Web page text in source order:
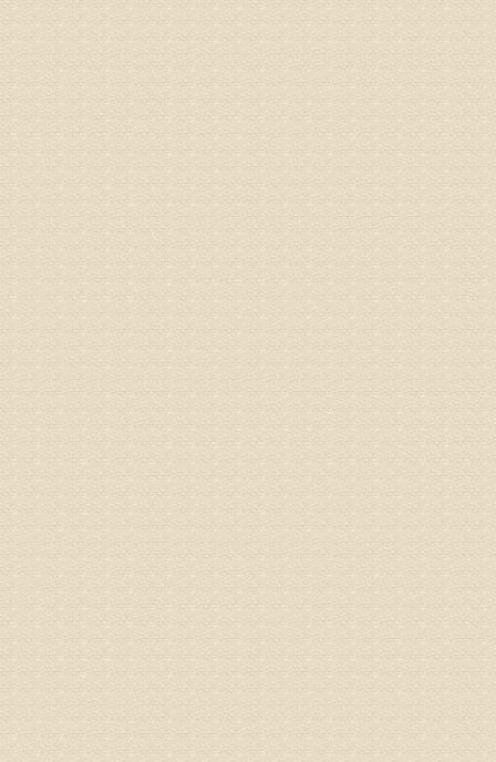
姓名
专家回
由于你
来院就
病情描
专家回
由于来
病情描
专家回
液，同
外用、
姓名
病情描
专家回
的检查
济南杏
由于专
姓名：